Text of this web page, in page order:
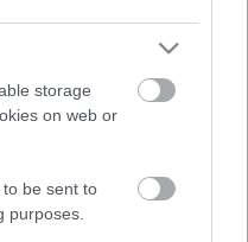
storage
on web or
be sent to
purposes.az 5. blokk új
felülvizsgálat